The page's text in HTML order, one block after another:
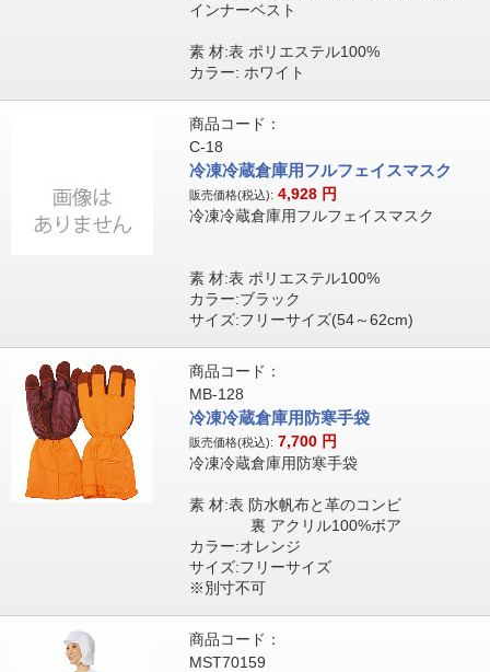
インナーベスト
素 材:表 ポリエステル100%
カラー: ホワイト
商品コード：
C-18
冷凍冷蔵倉庫用フルフェイスマスク
販売価格(税込): 4,928 円
冷凍冷蔵倉庫用フルフェイスマスク
素 材:表 ポリエステル100%
カラー:ブラック
サイズ:フリーサイズ(54～62cm)
商品コード：
MB-128
冷凍冷蔵倉庫用防寒手袋
販売価格(税込): 7,700 円
冷凍冷蔵倉庫用防寒手袋
素 材:表 防水帆布と革のコンビ
裏 アクリル100%ボア
カラー:オレンジ
サイズ:フリーサイズ
※別寸不可
商品コード：
MST70159